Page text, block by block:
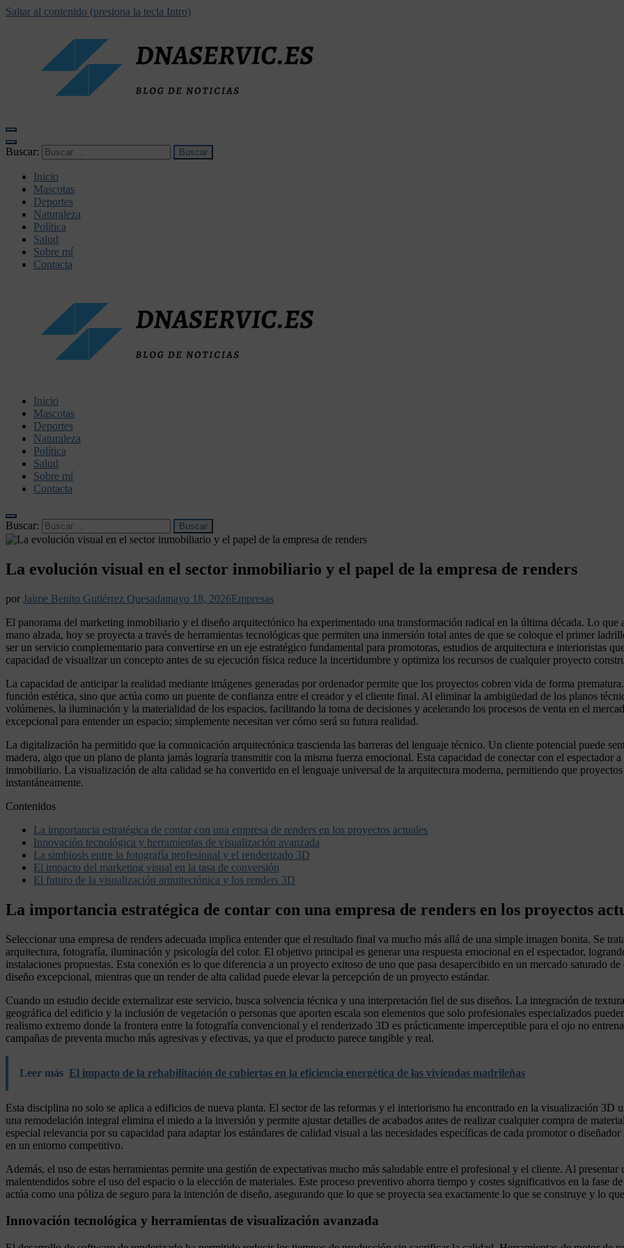
Saltar al contenido (presiona la tecla Intro)
Buscar:
Inicio
Mascotas
Deportes
Naturaleza
Política
Salud
Sobre mí
Contacta
dnaservic.es
Inicio
Mascotas
Deportes
Naturaleza
Política
Salud
Sobre mí
Contacta
Buscar:
La evolución visual en el sector inmobiliario y el papel de la empresa de renders
por Jaime Benito Gutiérrez Quesadamayo 18, 2026Empresas
El panorama del marketing inmobiliario y el diseño arquitectónico ha experimentado una transformación radical en la última década. Lo que
mano alzada, hoy se proyecta a través de herramientas tecnológicas que permiten una inmersión total antes de que se coloque el primer
ser un servicio complementario para convertirse en un eje estratégico fundamental para promotoras, estudios de arquitectura e interioristas
capacidad de visualizar un concepto antes de su ejecución física reduce la incertidumbre y optimiza los recursos de cualquier proyecto
La capacidad de anticipar la realidad mediante imágenes generadas por ordenador permite que los proyectos cobren vida de forma
función estética, sino que actúa como un puente de confianza entre el creador y el cliente final. Al eliminar la ambigüedad de los planos
volúmenes, la iluminación y la materialidad de los espacios, facilitando la toma de decisiones y acelerando los procesos de venta en el
excepcional para entender un espacio; simplemente necesitan ver cómo será su futura realidad.
La digitalización ha permitido que la comunicación arquitectónica trascienda las barreras del lenguaje técnico. Un cliente potencial puede
madera, algo que un plano de planta jamás lograría transmitir con la misma fuerza emocional. Esta capacidad de conectar con el espectador
inmobiliario. La visualización de alta calidad se ha convertido en el lenguaje universal de la arquitectura moderna, permitiendo que
instantáneamente.
Contenidos
La importancia estratégica de contar con una empresa de renders en los proyectos actuales
Innovación tecnológica y herramientas de visualización avanzada
La simbiosis entre la fotografía profesional y el renderizado 3D
El impacto del marketing visual en la tasa de conversión
El futuro de la visualización arquitectónica y los renders 3D
La importancia estratégica de contar con una empresa de renders en los proyectos
Seleccionar una empresa de renders adecuada implica entender que el resultado final va mucho más allá de una simple imagen bonita. Se
arquitectura, fotografía, iluminación y psicología del color. El objetivo principal es generar una respuesta emocional en el espectador,
instalaciones propuestas. Esta conexión es lo que diferencia a un proyecto exitoso de uno que pasa desapercibido en un mercado saturado
diseño excepcional, mientras que un render de alta calidad puede elevar la percepción de un proyecto estándar.
Cuando un estudio decide externalizar este servicio, busca solvencia técnica y una interpretación fiel de sus diseños. La integración de
geográfica del edificio y la inclusión de vegetación o personas que aporten escala son elementos que solo profesionales especializados
realismo extremo donde la frontera entre la fotografía convencional y el renderizado 3D es prácticamente imperceptible para el ojo no
campañas de preventa mucho más agresivas y efectivas, ya que el producto parece tangible y real.
Leer más El impacto de la rehabilitación de cubiertas en la eficiencia energética de las viviendas madrileñas
Esta disciplina no solo se aplica a edificios de nueva planta. El sector de las reformas y el interiorismo ha encontrado en la visualización
una remodelación integral elimina el miedo a la inversión y permite ajustar detalles de acabados antes de realizar cualquier compra de
especial relevancia por su capacidad para adaptar los estándares de calidad visual a las necesidades específicas de cada promotor o
en un entorno competitivo.
Además, el uso de estas herramientas permite una gestión de expectativas mucho más saludable entre el profesional y el cliente. Al
malentendidos sobre el uso del espacio o la elección de materiales. Este proceso preventivo ahorra tiempo y costes significativos en la fase
actúa como una póliza de seguro para la intención de diseño, asegurando que lo que se proyecta sea exactamente lo que se construye y lo
Innovación tecnológica y herramientas de visualización avanzada